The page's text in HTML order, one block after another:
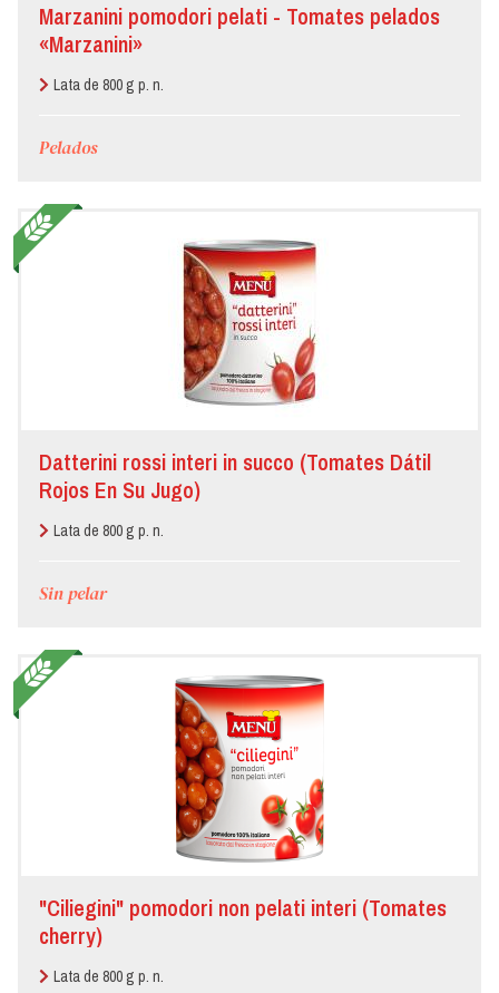
Marzanini pomodori pelati - Tomates pelados
«Marzanini»
Lata de 800 g p. n.
Pelados
Datterini rossi interi in succo (Tomates Dátil
Rojos En Su Jugo)
Lata de 800 g p. n.
Sin pelar
"Ciliegini" pomodori non pelati interi (Tomates
cherry)
Lata de 800 g p. n.